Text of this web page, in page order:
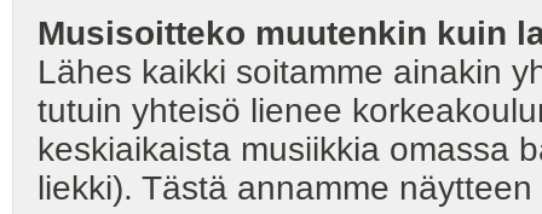
Musisoitteko muutenkin kuin
Lähes kaikki soitamme ainakin
tutuin yhteisö lienee
keskiaikaista musiikkia omassa
liekki). Tästä annamme